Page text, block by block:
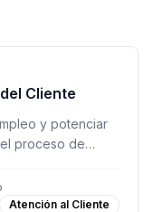
Cliente
y potenciar
proceso de
Atención al Cliente